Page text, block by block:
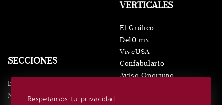
Respetamos tu privacidad
SECCIONES
Inicio
Noticias
VERTICALES
El Gráfico
De10.mx
ViveUSA
Confabulario
Aviso Oportuno